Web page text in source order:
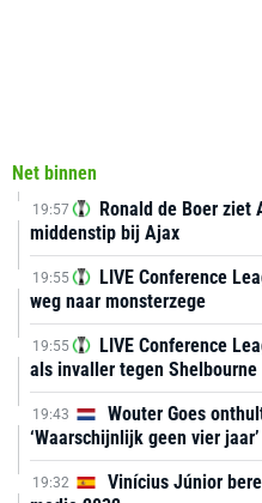
Net binnen
19:57
Ronald de Boer ziet
middenstip bij Ajax
19:55
LIVE Conference
weg naar monsterzege
19:55
LIVE Conference
als invaller tegen Shelbourne
19:43
Wouter Goes
‘Waarschijnlijk geen vier jaar’
19:32
Vinícius Júnior